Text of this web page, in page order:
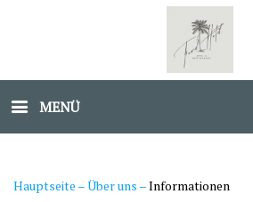
MENÜ
Hauptseite –Über uns –Informationen